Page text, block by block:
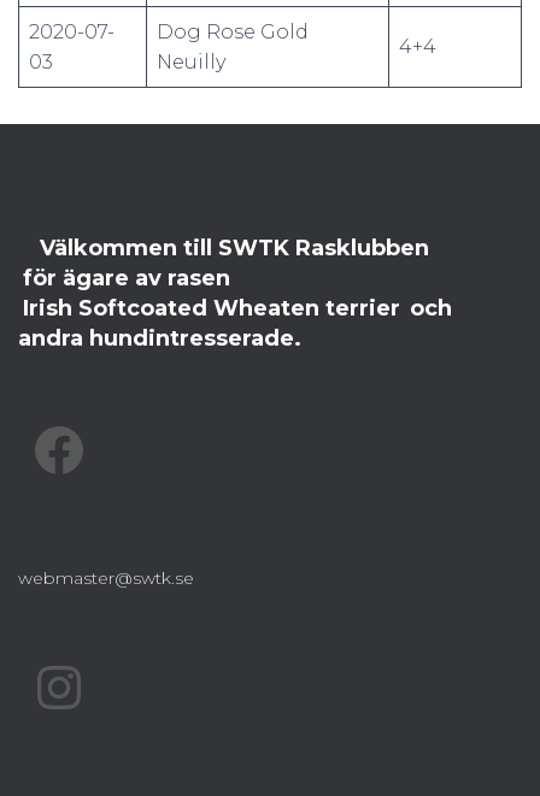
2020-07-
03
Dog Rose Gold
Neuilly
4+4
Välkommen till SWTK Rasklubben
för ägare av rasen
Irish Softcoated Wheaten terrier och
andra hundintresserade.
webmaster@swtk.se